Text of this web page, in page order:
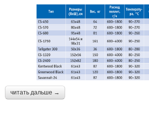
читать дальше →